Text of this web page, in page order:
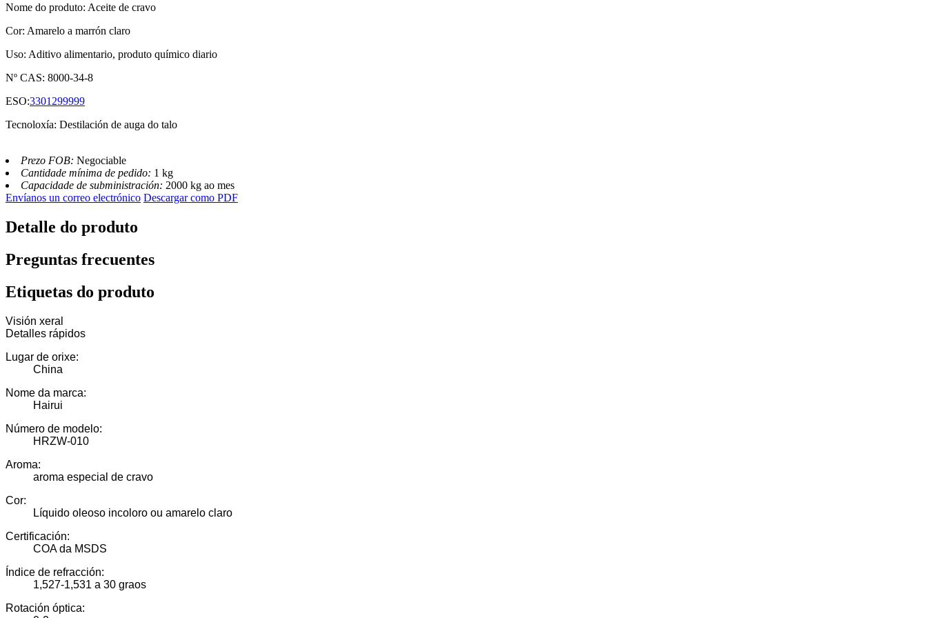
Nome do produto: Aceite de cravo
Cor: Amarelo a marrón claro
Uso: Aditivo alimentario, produto químico diario
Nº CAS: 8000-34-8
ESO:3301299999
Tecnoloxía: Destilación de auga do talo
Prezo FOB: Negociable
Cantidade mínima de pedido: 1 kg
Capacidade de subministración: 2000 kg ao mes
Envíanos un correo electrónico Descargar como PDF
Detalle do produto
Preguntas frecuentes
Etiquetas do produto
Visión xeral
Detalles rápidos
Lugar de orixe:
China
Nome da marca:
Hairui
Número de modelo:
HRZW-010
Aroma:
aroma especial de cravo
Cor:
Líquido oleoso incoloro ou amarelo claro
Certificación:
COA da MSDS
Índice de refracción:
1,527-1,531 a 30 graos
Rotación óptica: